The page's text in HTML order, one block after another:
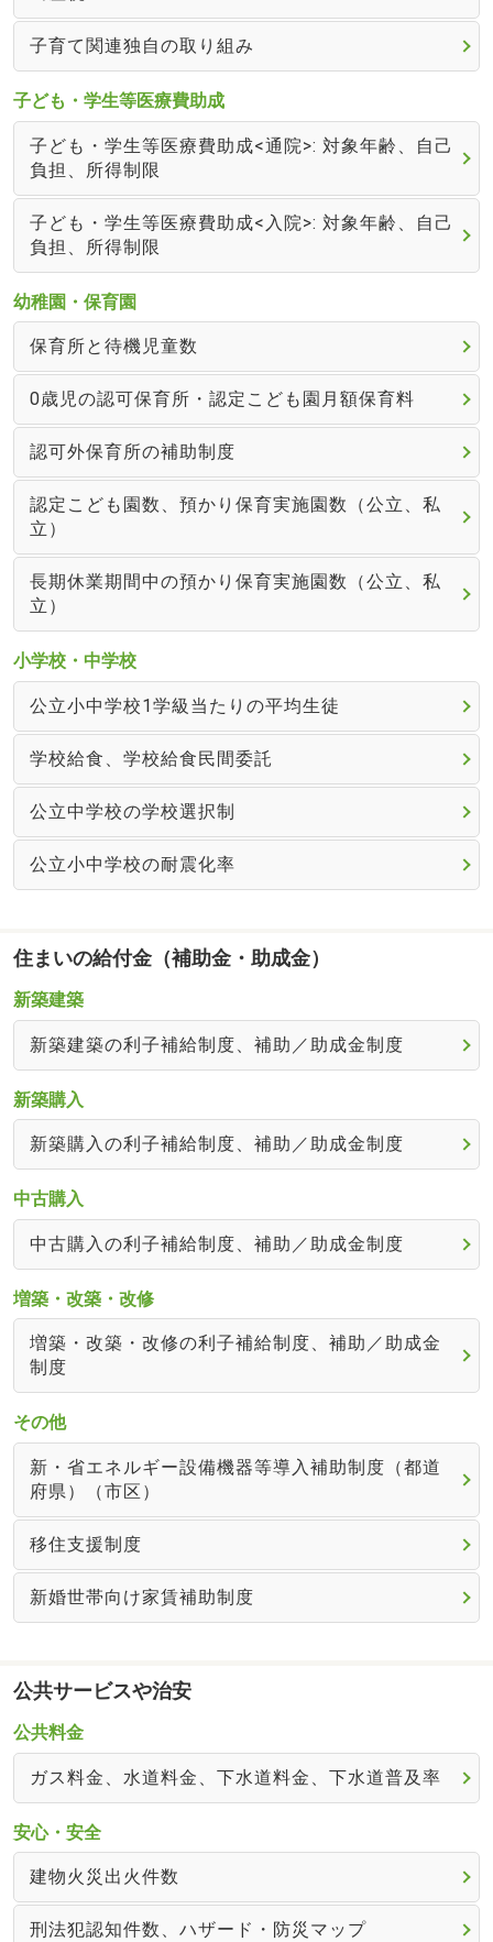
子育て関連独自の取り組み
子ども・学生等医療費助成
子ども・学生等医療費助成<通院>: 対象年齢、自己
負担、所得制限
子ども・学生等医療費助成<入院>: 対象年齢、自己
負担、所得制限
幼稚園・保育園
保育所と待機児童数
0歳児の認可保育所・認定こども園月額保育料
認可外保育所の補助制度
認定こども園数、預かり保育実施園数（公立、私
立）
長期休業期間中の預かり保育実施園数（公立、私
立）
小学校・中学校
公立小中学校1学級当たりの平均生徒
学校給食、学校給食民間委託
公立中学校の学校選択制
公立小中学校の耐震化率
住まいの給付金（補助金・助成金）
新築建築
新築建築の利子補給制度、補助／助成金制度
新築購入
新築購入の利子補給制度、補助／助成金制度
中古購入
中古購入の利子補給制度、補助／助成金制度
増築・改築・改修
増築・改築・改修の利子補給制度、補助／助成金
制度
その他
新・省エネルギー設備機器等導入補助制度（都道
府県）（市区）
移住支援制度
新婚世帯向け家賃補助制度
公共サービスや治安
公共料金
ガス料金、水道料金、下水道料金、下水道普及率
安心・安全
建物火災出火件数
刑法犯認知件数、ハザード・防災マップ